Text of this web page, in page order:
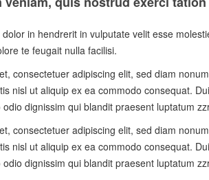
in hendrerit in vulputate velit esse
te feugait nulla facilisi.
consectetuer adipiscing elit, sed diam
nisl ut aliquip ex ea commodo consequat.
dignissim qui blandit praesent luptatum
consectetuer adipiscing elit, sed diam
nisl ut aliquip ex ea commodo consequat.
dignissim qui blandit praesent luptatum